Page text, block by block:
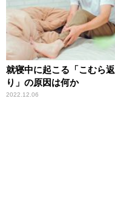
就寝中に起こる「こむら返
り」の原因は何か
2022.12.06